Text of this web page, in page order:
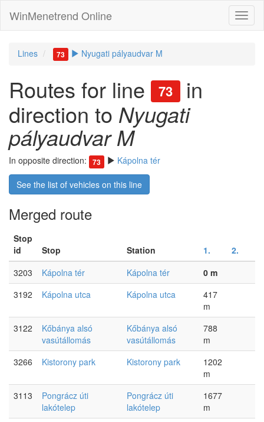
WinMenetrend Online
Lines 73 Nyugati pályaudvar M
Routes for line 73
in
direction to Nyugati
pályaudvar M
In opposite direction: 73 Kápolna tér
See the list of vehicles on this line
Merged route
Stop
id
Stop Station 1.
2.
3203
Kápolna tér Kápolna tér
0 m
3192
Kápolna utca Kápolna utca
417
m
3122
Kőbánya alsó
vasútállomás
Kőbánya alsó
vasútállomás
788
m
3266
Kistorony park Kistorony park
1202
m
3113
Pongrácz úti
lakótelep
Pongrácz úti
lakótelep
1677
m